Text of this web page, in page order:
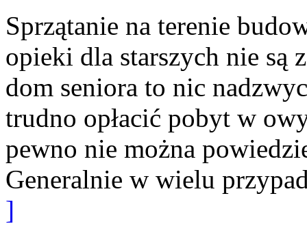
Sprzątanie na terenie
opieki dla starszych nie są
dom seniora to nic
trudno opłacić pobyt w
pewno nie można
Generalnie w wielu
]